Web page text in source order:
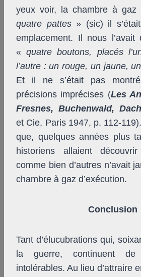
yeux voir, la chambre à gaz
quatre pattes» (sic) il
emplacement. Il nous l’avait
«quatre boutons, placés
l’autre : un rouge, un jaune,
Et il ne s’était pas montré
précisions imprécises (Les
Fresnes, Buchenwald,
et Cie, Paris 1947, p. 112-
que, quelques années plus
historiens allaient
comme bien d’autres n’avait
chambre à gaz d’exécution.
Conclusion
Tant d’élucubrations qui,
la guerre, continuent de
intolérables. Au lieu d’attraire